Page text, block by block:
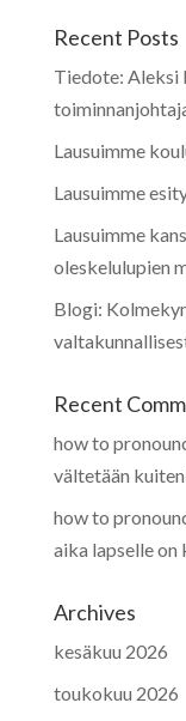
Recent Posts
Tiedote: Aleksi
Lausuimme
Lausuimme
Lausuimme
oleskelulupien
Blogi:
Recent
how to
vältetään
how to
aika lapselle on
Archives
kesäkuu 2026
toukokuu 2026